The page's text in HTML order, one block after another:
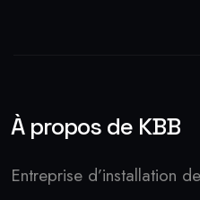
À propos de KBB
Entreprise d’installation